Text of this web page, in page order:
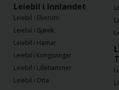
Leiebil i Innlandet
Leiebil i Elverum
Leiebil i Gjøvik
Leiebil i Hamar
Leiebil i Kongsvinger
Leiebil i Lillehammer
Leiebil i Otta